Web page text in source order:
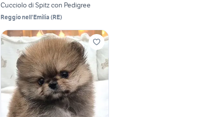
Cucciolo di Spitz con Pedigree
Reggio nell'Emilia (RE)